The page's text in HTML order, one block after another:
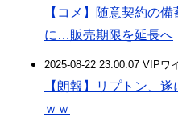
【コメ】随意契約の
に…販売期限を延長へ
2025-08-22 23:00:07 VIPワ
【朗報】リプトン、
ｗｗ